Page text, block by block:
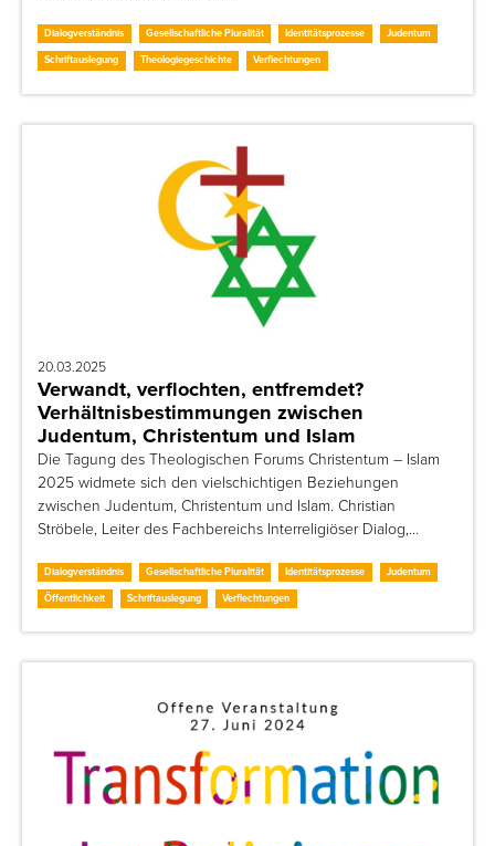
Dialogverständnis Gesellschaftliche Pluralität Identitätsprozesse
Judentum
Schriftauslegung
Theologiegeschichte Verflechtungen
20.03.2025
Verwandt, verflochten, entfremdet?
Verhältnisbestimmungen zwischen
Judentum, Christentum und Islam
Die Tagung des Theologischen Forums Christentum – Islam
2025 widmete sich den vielschichtigen Beziehungen
zwischen Judentum, Christentum und Islam. Christian
Ströbele, Leiter des Fachbereichs Interreligiöser Dialog,…
Dialogverständnis Gesellschaftliche Pluralität Identitätsprozesse
Judentum
Öffentlichkeit
Schriftauslegung Verflechtungen